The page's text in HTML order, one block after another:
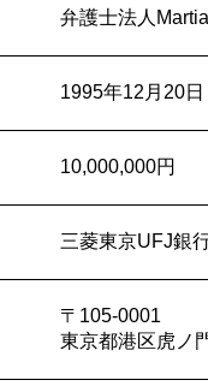
弁護士法人
1995年12月20日
10,000,000円
三菱東京UFJ銀
〒105-0001
東京都港区虎ノ